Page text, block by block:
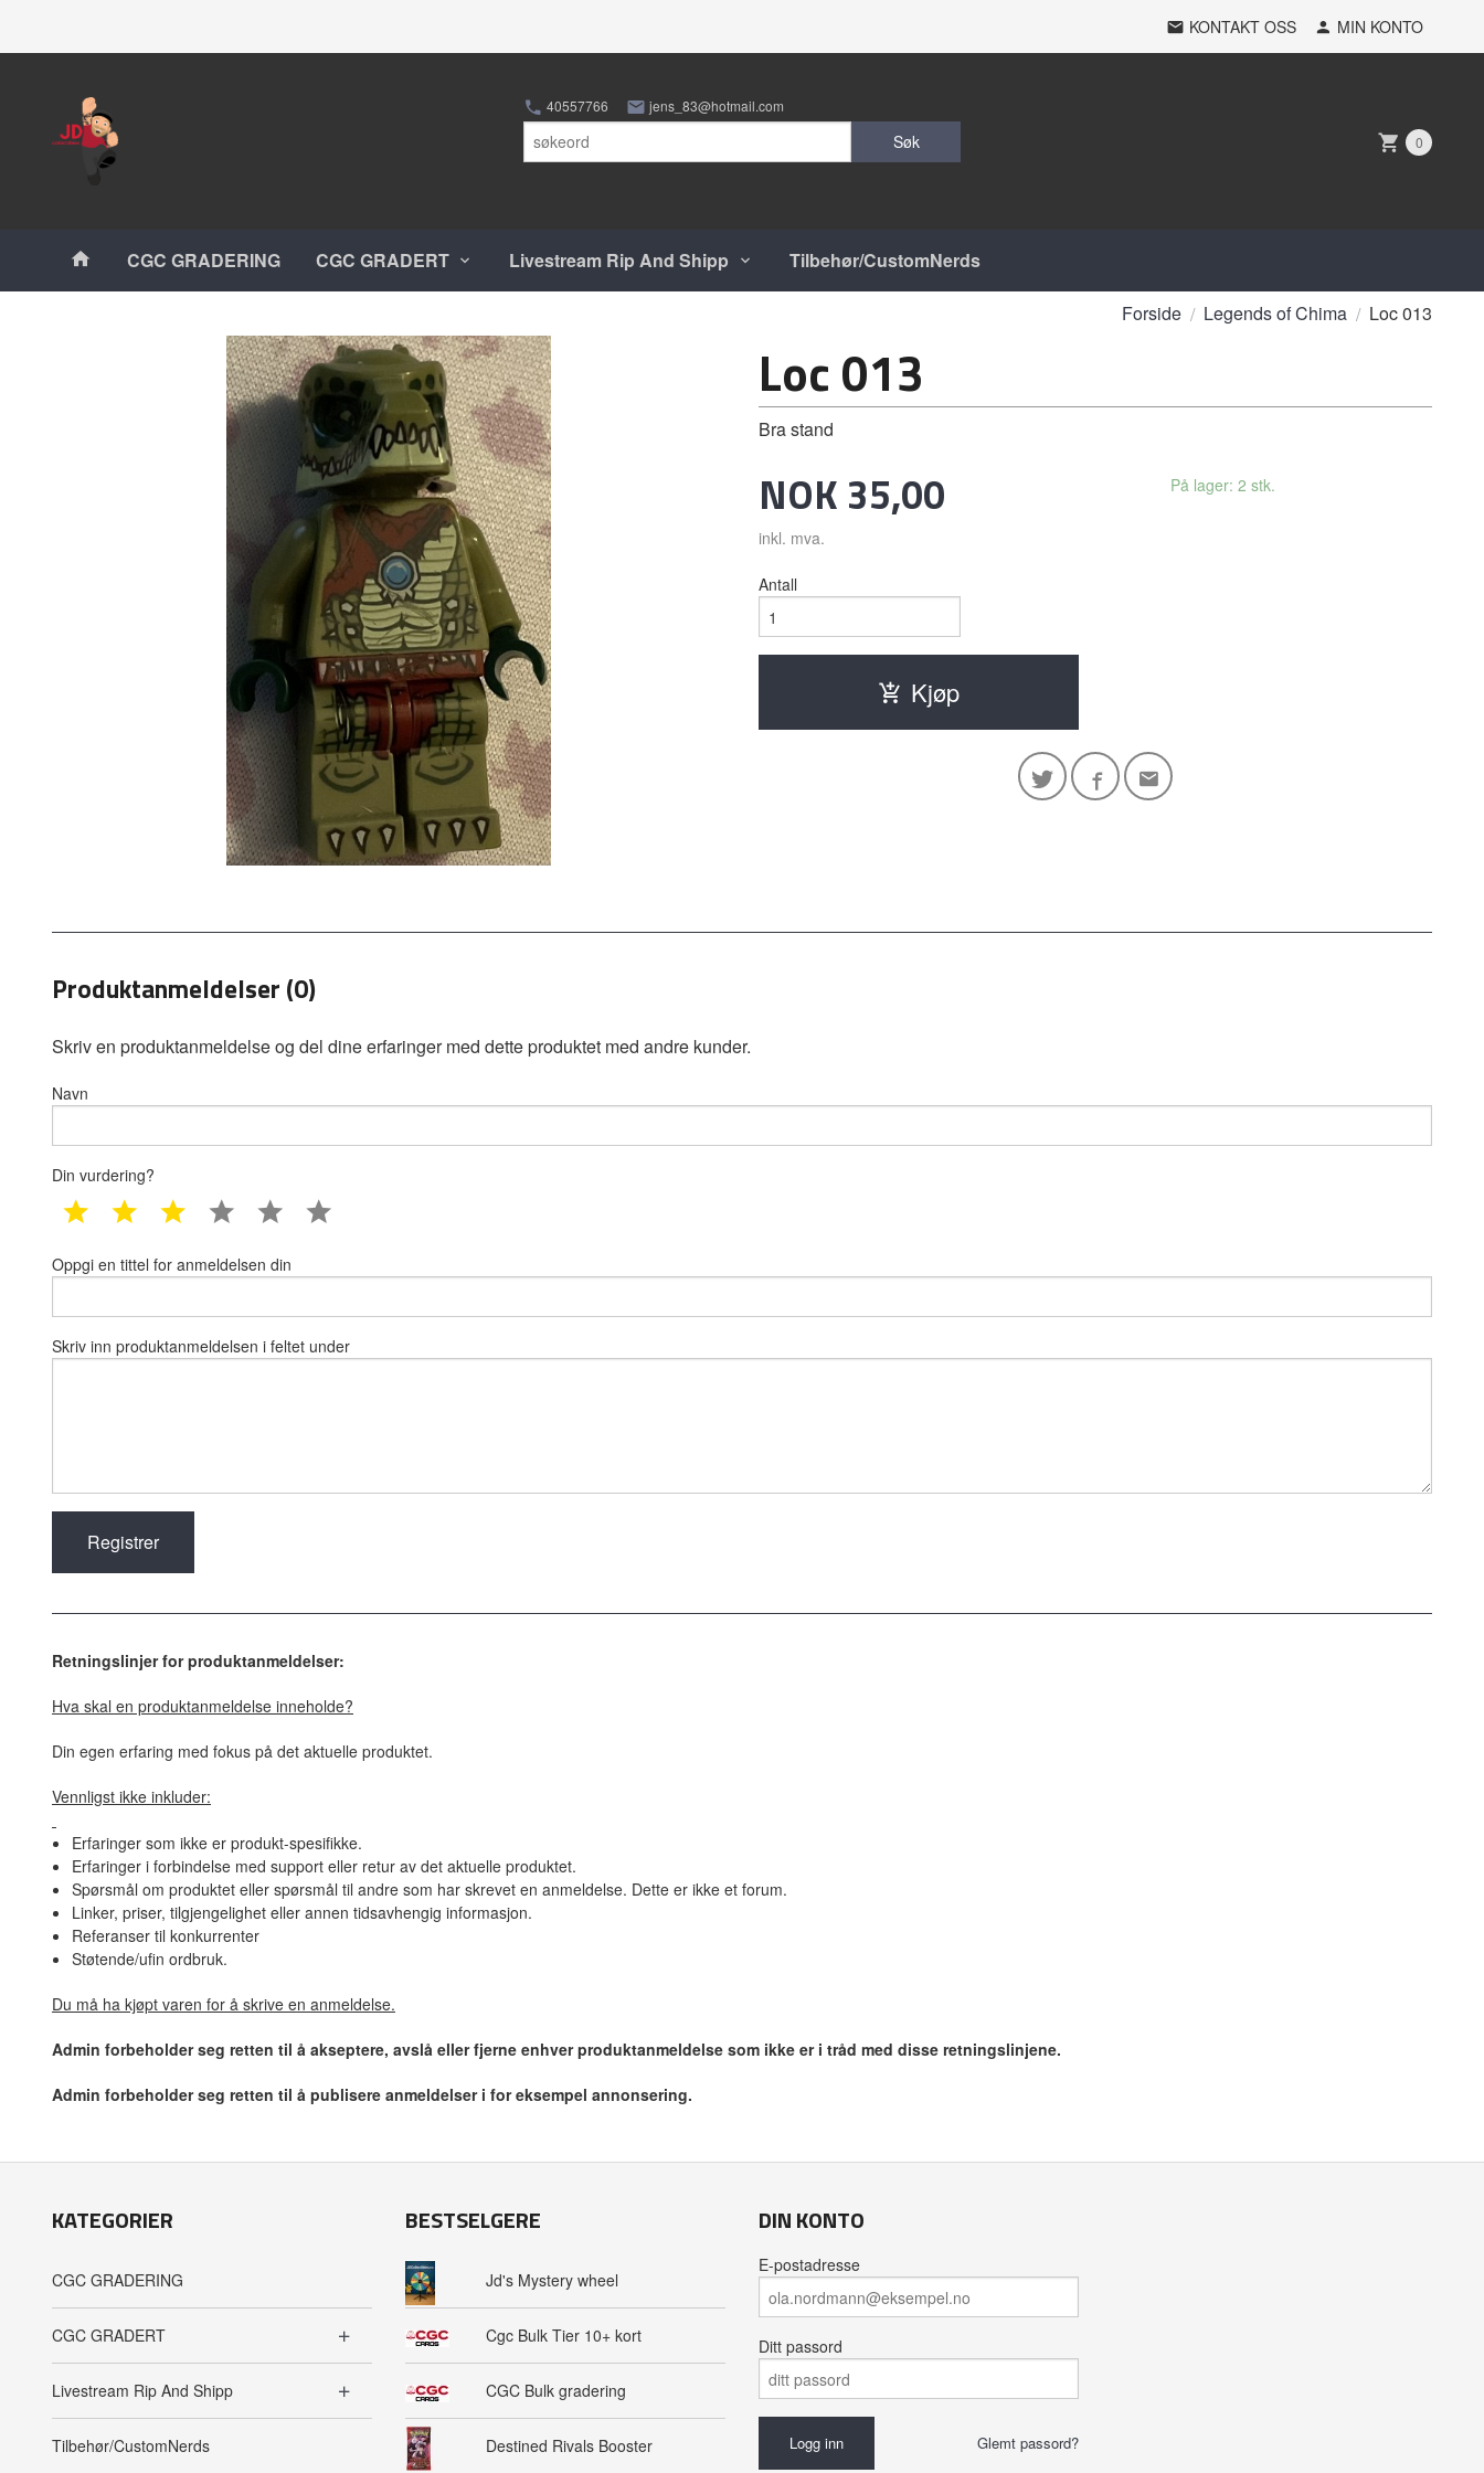
KONTAKT OSS MIN KONTO
40557766 jens_83@hotmail.com
Søk 0
Produkter
CGC GRADERING CGC GRADERT Livestream Rip And Shipp Tilbehør/CustomNerds
Forside Legends of Chima Loc 013
Loc 013
Bra stand
Pris
NOK 35,00
inkl. mva.
På lager: 2 stk.
Antall
Kjøp
Produktanmeldelser (0)
Skriv en produktanmeldelse og del dine erfaringer med dette produktet med andre kunder.
Navn
Din vurdering?
1 star 2 star 3 star 4 star 5 star
Oppgi en tittel for anmeldelsen din
Skriv inn produktanmeldelsen i feltet under
Retningslinjer for produktanmeldelser:
Hva skal en produktanmeldelse inneholde?
Din egen erfaring med fokus på det aktuelle produktet.
Vennligst ikke inkluder:
Erfaringer som ikke er produkt-spesifikke.
Erfaringer i forbindelse med support eller retur av det aktuelle produktet.
Spørsmål om produktet eller spørsmål til andre som har skrevet en anmeldelse. Dette er ikke et forum.
Linker, priser, tilgjengelighet eller annen tidsavhengig informasjon.
Referanser til konkurrenter
Støtende/ufin ordbruk.
Du må ha kjøpt varen for å skrive en anmeldelse.
Admin forbeholder seg retten til å akseptere, avslå eller fjerne enhver produktanmeldelse som ikke er i tråd med disse retningslinjene.
Admin forbeholder seg retten til å publisere anmeldelser i for eksempel annonsering.
KATEGORIER
CGC GRADERING
CGC GRADERT
Livestream Rip And Shipp
Tilbehør/CustomNerds
BESTSELGERE
Jd's Mystery wheel
Cgc Bulk Tier 10+ kort
CGC Bulk gradering
Destined Rivals Booster
DIN KONTO
E-postadresse
Ditt passord
Glemt passord?